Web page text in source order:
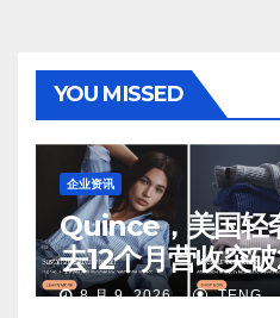
YOU MISSED
企业资讯
Quince，美国轻
去12个月营收突
8 月 9, 2026 TENG